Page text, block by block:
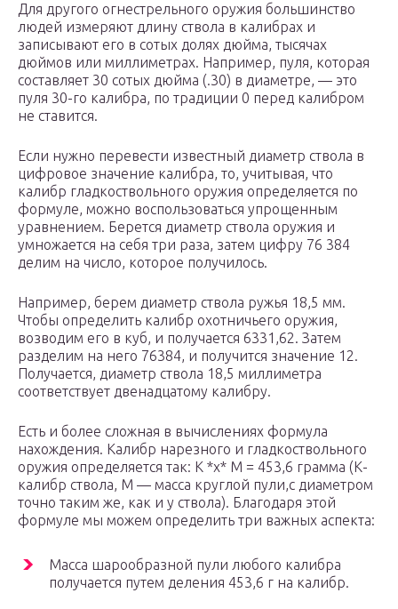
Для другого огнестрельного оружия большинство
людей измеряют длину ствола в калибрах и
записывают его в сотых долях дюйма, тысячах
дюймов или миллиметрах. Например, пуля, которая
составляет 30 сотых дюйма (.30) в диаметре, — это
пуля 30-го калибра, по традиции 0 перед калибром
не ставится.
Если нужно перевести известный диаметр ствола в
цифровое значение калибра, то, учитывая, что
калибр гладкоствольного оружия определяется по
формуле, можно воспользоваться упрощенным
уравнением. Берется диаметр ствола оружия и
умножается на себя три раза, затем цифру 76 384
делим на число, которое получилось.
Например, берем диаметр ствола ружья 18,5 мм.
Чтобы определить калибр охотничьего оружия,
возводим его в куб, и получается 6331,62. Затем
разделим на него 76384, и получится значение 12.
Получается, диаметр ствола 18,5 миллиметра
соответствует двенадцатому калибру.
Есть и более сложная в вычислениях формула
нахождения. Калибр нарезного и гладкоствольного
оружия определяется так: К *х* М = 453,6 грамма (К-
калибр ствола, М — масса круглой пули,с диаметром
точно таким же, как и у ствола). Благодаря этой
формуле мы можем определить три важных аспекта:
Масса шарообразной пули любого калибра
получается путем деления 453,6 г на калибр.